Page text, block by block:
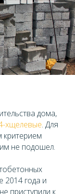
дома,
хщелевые. Для
критерием
не подошел.
2014 года и
приступили к